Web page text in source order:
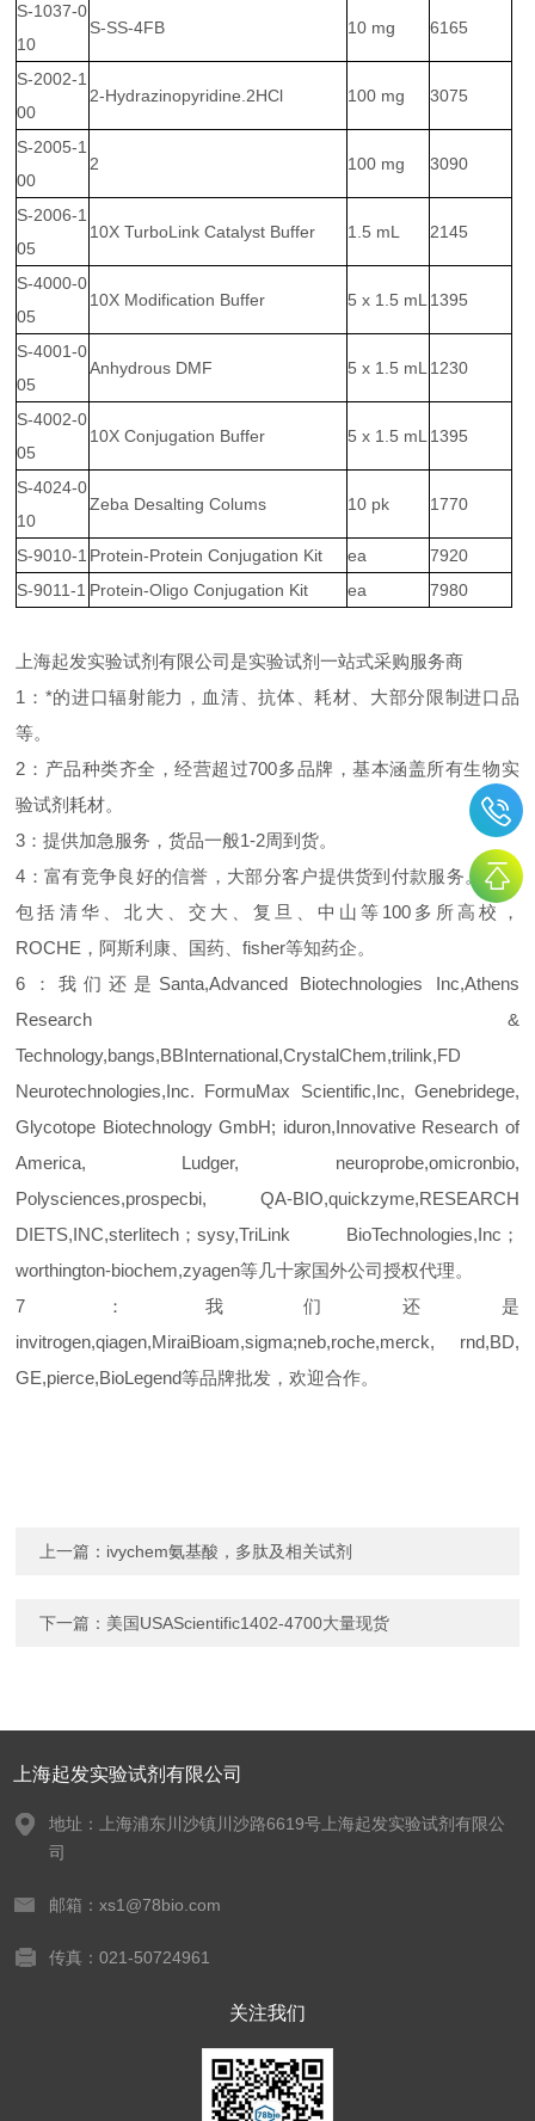
S-1037-0
10
S-SS-4FB 10 mg 6165
S-2002-1
00
2-Hydrazinopyridine.2HCl 100 mg 3075
S-2005-1
00
2 100 mg 3090
S-2006-1
05
10X TurboLink Catalyst Buffer 1.5 mL 2145
S-4000-0
05
10X Modification Buffer 5 x 1.5 mL 1395
S-4001-0
05
Anhydrous DMF 5 x 1.5 mL 1230
S-4002-0
05
10X Conjugation Buffer 5 x 1.5 mL 1395
S-4024-0
10
Zeba Desalting Colums 10 pk 1770
S-9010-1 Protein-Protein Conjugation Kit ea
7920
S-9011-1 Protein-Oligo Conjugation Kit ea 7980
上海起发实验试剂有限公司是实验试剂一站式采购服务商
1：*的进口辐射能力，血清、抗体、耗材、大部分限制进口品
等。
2：产品种类齐全，经营超过700多品牌，基本涵盖所有生物实
验试剂耗材。
3：提供加急服务，货品一般1-2周到货。
4：富有竞争良好的信誉，大部分客户提供货到付款服务。客户
包括清华、北大、交大、复旦、中山等100多所高校，
ROCHE，阿斯利康、国药、fisher等知药企。
6：我们还是Santa,Advanced Biotechnologies Inc,Athens
Research &
Technology,bangs,BBInternational,CrystalChem,trilink,FD
Neurotechnologies,Inc. FormuMax Scientific,Inc, Genebridege,
Glycotope Biotechnology GmbH; iduron,Innovative Research of
America, Ludger, neuroprobe,omicronbio,
Polysciences,prospecbi, QA-BIO,quickzyme,RESEARCH
DIETS,INC,sterlitech；sysy,TriLink BioTechnologies,Inc；
worthington-biochem,zyagen等几十家国外公司授权代理。
7：我们还是
invitrogen,qiagen,MiraiBioam,sigma;neb,roche,merck, rnd,BD,
GE,pierce,BioLegend等品牌批发，欢迎合作。
上一篇： ivychem氨基酸，多肽及相关试剂
下一篇： 美国USAScientific1402-4700大量现货
上海起发实验试剂有限公司
地址：上海浦东川沙镇川沙路6619号上海起发实验试剂有限公
司
邮箱：xs1@78bio.com
传真：021-50724961
关注我们